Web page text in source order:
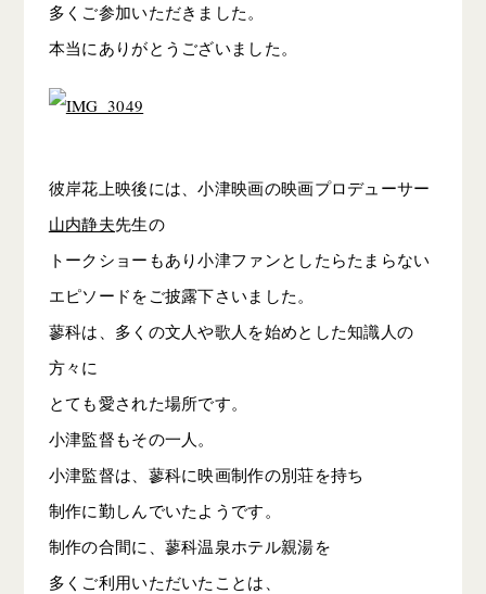
多くご参加いただきました。
本当にありがとうございました。
彼岸花上映後には、小津映画の映画プロデューサー
山内静夫先生の
トークショーもあり小津ファンとしたらたまらない
エピソードをご披露下さいました。
蓼科は、多くの文人や歌人を始めとした知識人の
方々に
とても愛された場所です。
小津監督もその一人。
小津監督は、蓼科に映画制作の別荘を持ち
制作に勤しんでいたようです。
制作の合間に、蓼科温泉ホテル親湯を
多くご利用いただいたことは、